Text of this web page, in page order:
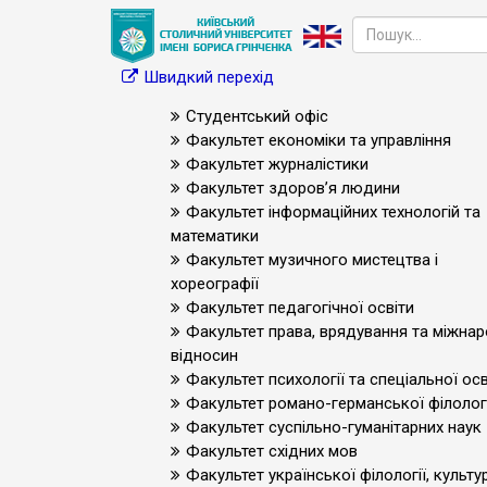
Швидкий перехід
Студентський офіс
Факультет економіки та управління
Факультет журналістики
Факультет здоров’я людини
Факультет інформаційних технологій та
математики
Факультет музичного мистецтва і
хореографії
Факультет педагогічної освіти
Факультет права, врядування та
відносин
Факультет психології та спеціальної
Факультет романо-германської
Факультет суспільно-гуманітарних наук
Факультет східних мов
Факультет української філології,